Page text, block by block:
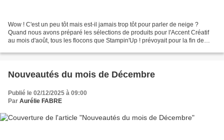
Wow ! C'est un peu tôt mais est-il jamais trop tôt pour parler de neige ?
Quand nous avons préparé les sélections de produits pour l'Accent Créatif
au mois d'août, tous les flocons que Stampin'Up ! prévoyait pour la fin de
Nouveautés du mois de Décembre
Publié le 02/12/2025 à 09:00
Par Aurélie FABRE